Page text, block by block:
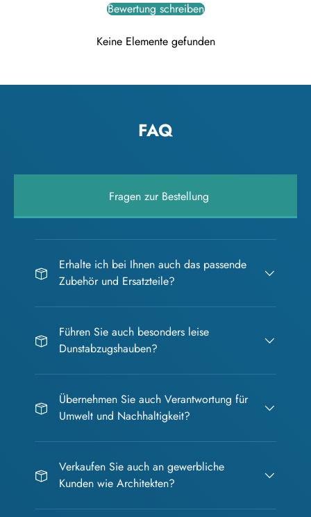
Bewertung schreiben
Keine Elemente gefunden
FAQ
Fragen zur Bestellung
Erhalte ich bei Ihnen auch das passende
Zubehör und Ersatzteile?
Führen Sie auch besonders leise
Dunstabzugshauben?
Übernehmen Sie auch Verantwortung für
Umwelt und Nachhaltigkeit?
Verkaufen Sie auch an gewerbliche
Kunden wie Architekten?